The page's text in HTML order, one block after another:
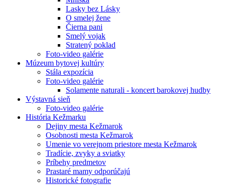
Lasky bez Lásky
O smelej žene
Čierna pani
Smelý vojak
Stratený poklad
Foto-video galérie
Múzeum bytovej kultúry
Stála expozícia
Foto-video galérie
Solamente naturali - koncert barokovej hudby
Výstavná sieň
Foto-video galérie
História Kežmarku
Dejiny mesta Kežmarok
Osobnosti mesta Kežmarok
Umenie vo verejnom priestore mesta Kežmarok
Tradície, zvyky a sviatky
Príbehy predmetov
Prastaré mamy odporúčajú
Historické fotografie